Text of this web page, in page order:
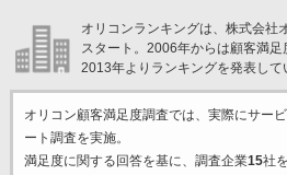
オリコンランキングは、株式会社
スタート。2006年からは顧客満足
2013年よりランキングを発表して
オリコン顧客満足度調査では、実際にサー
ート調査を実施。
満足度に関する回答を基に、調査企業15社